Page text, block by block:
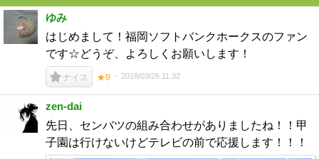
ゆみ
はじめまして！福岡ソフトバンクホークスのファン
です☆どうぞ、よろしくお願いします！
ナイス ★9 2018/03/26 11:32
zen-dai
先日、センバツの組み合わせがありましたね！！甲
子園は行けないけどテレビの前で応援します！！！